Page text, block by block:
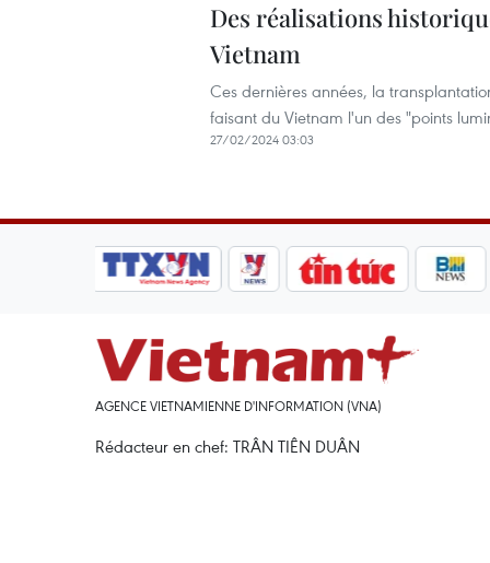
Des réalisations
Vietnam
Ces dernières années, la
faisant du Vietnam l'un des "points
27/02/2024 03:03
AGENCE VIETNAMIENNE D'INFORMATION (VNA)
Rédacteur en chef: TRÂN TIÊN DUÂN